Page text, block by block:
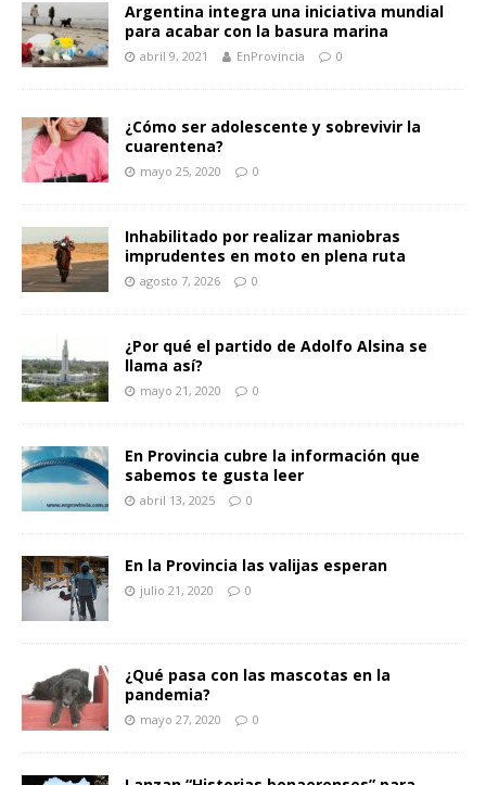
Argentina integra una iniciativa mundial
para acabar con la basura marina
abril 9, 2021 EnProvincia 0
¿Cómo ser adolescente y sobrevivir la
cuarentena?
mayo 25, 2020 0
Inhabilitado por realizar maniobras
imprudentes en moto en plena ruta
agosto 7, 2026 0
¿Por qué el partido de Adolfo Alsina se
llama así?
mayo 21, 2020 0
En Provincia cubre la información que
sabemos te gusta leer
abril 13, 2025 0
En la Provincia las valijas esperan
julio 21, 2020 0
¿Qué pasa con las mascotas en la
pandemia?
mayo 27, 2020 0